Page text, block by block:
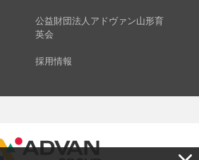
公益財団法人アドヴァン山形育
英会
採用情報